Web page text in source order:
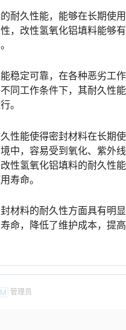
耐久性能，能够在长期使
，改性氢氧化铝填料能够
稳定可靠，在各种恶劣工
同工作条件下，其耐久性
。
性能使得密封材料在长期
中，容易受到氧化、紫外
性氢氧化铝填料的耐久性
寿命。
材料的耐久性方面具有明
命，降低了维护成本，提
M 管理员